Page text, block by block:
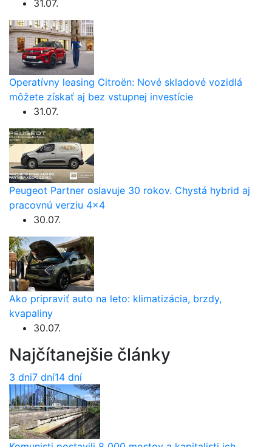
31.07.
Operatívny leasing Citroën: Nové skladové vozidlá
môžete získať aj bez vstupnej investície
31.07.
Peugeot Partner oslavuje 30 rokov. Chystá hybrid aj
pracovnú verziu 4×4
30.07.
Ako pripraviť auto na leto: klimatizácia, brzdy,
kvapaliny
30.07.
Najčítanejšie články
3 dni7 dní14 dní